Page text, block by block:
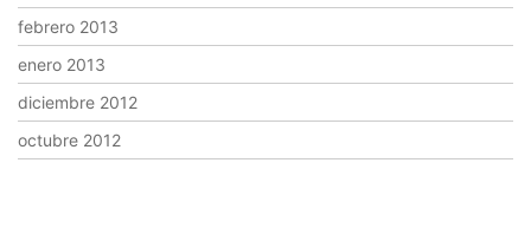
febrero 2013
enero 2013
diciembre 2012
octubre 2012